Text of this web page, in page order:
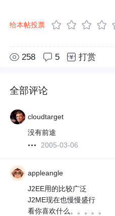
给本帖投票
258 5 打赏
全部评论
cloudtarget
没有前途
2005-03-06
appleangle
J2EE用的比较广泛
J2ME现在也慢慢盛行
看你喜欢什么。。。。。